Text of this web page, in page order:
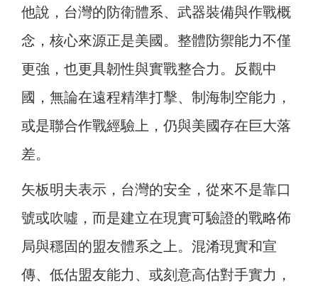
他說，台灣的防衛體系、武器裝備與作戰概
念，核心來源正是美國。整體防禦能力不僅
更強，也更具韌性與實戰整合力。反觀中
國，無論在遠程精準打擊、制海制空能力，
或是聯合作戰經驗上，仍與美國存在巨大落
差。
矢板明夫表示，台灣的安全，從來不是靠口
號或吹噓，而是建立在現實可驗證的戰略佈
局與穩固的盟友體系之上。混淆現實和宣
傳、低估盟友能力、或刻意高估對手實力，